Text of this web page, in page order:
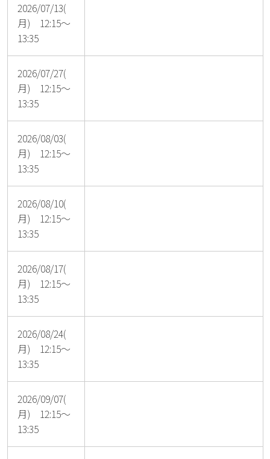
2026/07/13(
月) 12:15～
13:35
2026/07/27(
月) 12:15～
13:35
2026/08/03(
月) 12:15～
13:35
2026/08/10(
月) 12:15～
13:35
2026/08/17(
月) 12:15～
13:35
2026/08/24(
月) 12:15～
13:35
2026/09/07(
月) 12:15～
13:35